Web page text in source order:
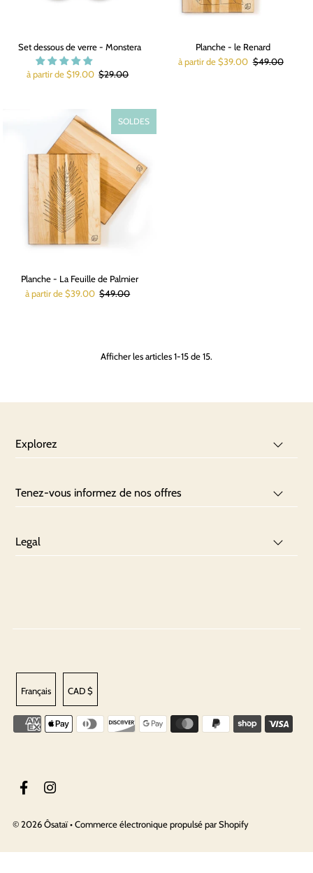
Set dessous de verre - Monstera
à partir de $19.00 $29.00
Planche - le Renard
à partir de $39.00 $49.00
SOLDES
Planche - La Feuille de Palmier
à partir de $39.00 $49.00
Afficher les articles 1-15 de 15.
Explorez
Tenez-vous informez de nos offres
Legal
© 2026 Ôsataï•Commerce électronique propulsé par Shopify
Français CAD $